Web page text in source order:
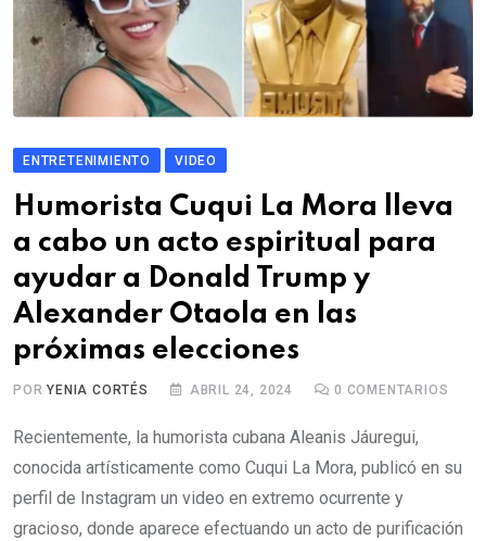
ENTRETENIMIENTO VIDEO
Humorista Cuqui La Mora lleva
a cabo un acto espiritual para
ayudar a Donald Trump y
Alexander Otaola en las
próximas elecciones
PORYENIA CORTÉS ABRIL 24, 2024 0 COMENTARIOS
Recientemente, la humorista cubana Aleanis Jáuregui,
conocida artísticamente como Cuqui La Mora, publicó en su
perfil de Instagram un video en extremo ocurrente y
gracioso, donde aparece efectuando un acto de purificación